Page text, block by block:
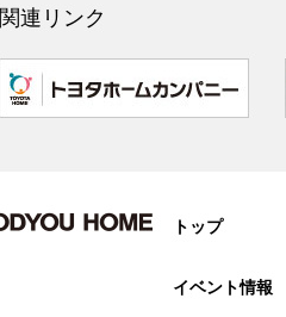
関連リンク
トップ
イベント情報